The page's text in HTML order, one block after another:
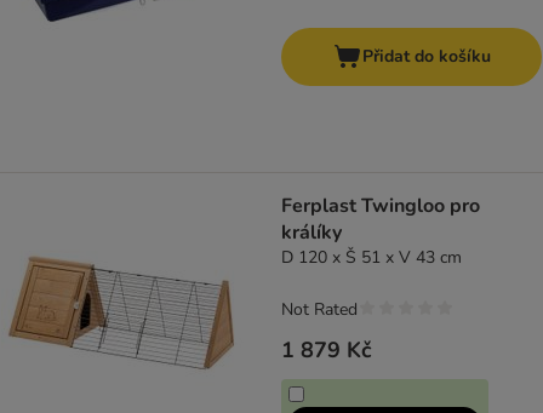
Přidat do košíku
Ferplast Twingloo pro
králíky
D 120 x Š 51 x V 43 cm
1 879 Kč
Not Rated